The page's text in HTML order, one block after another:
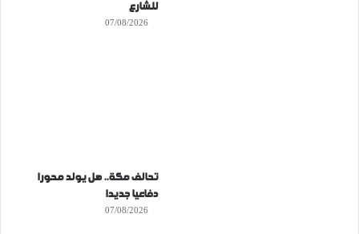
للشارع
07/08/2026
تحالف مكة.. هل يولد محورا
دفاعيا جديدا
07/08/2026